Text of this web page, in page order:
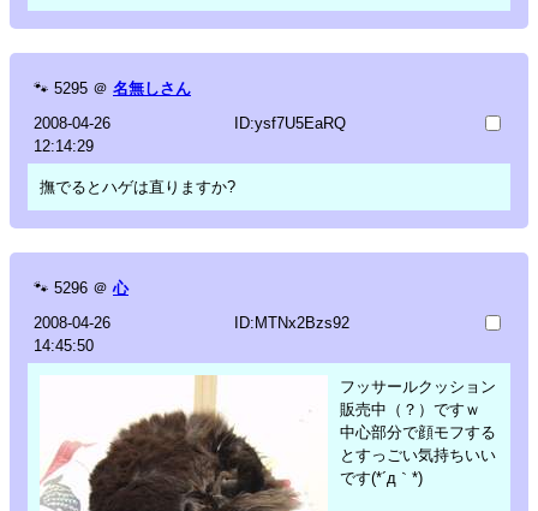
🐾 5295 ＠ 名無しさん
2008-04-26
12:14:29
ID:ysf7U5EaRQ
撫でるとハゲは直りますか?
🐾 5296 ＠ 心
2008-04-26
14:45:50
ID:MTNx2Bzs92
フッサールクッション
販売中（？）ですｗ
中心部分で顔モフする
とすっごい気持ちいい
です(*´д｀*)